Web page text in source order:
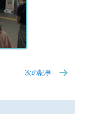
次の記事